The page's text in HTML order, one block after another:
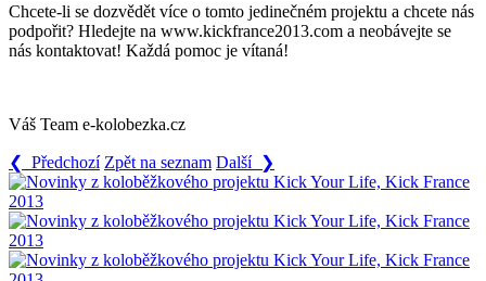
Chcete-li se dozvědět více o tomto jedinečném projektu a chcete nás
podpořit? Hledejte na www.kickfrance2013.com a neobávejte se
nás kontaktovat! Každá pomoc je vítaná!
Váš Team e-kolobezka.cz
❮ Předchozí Zpět na seznam Další ❯